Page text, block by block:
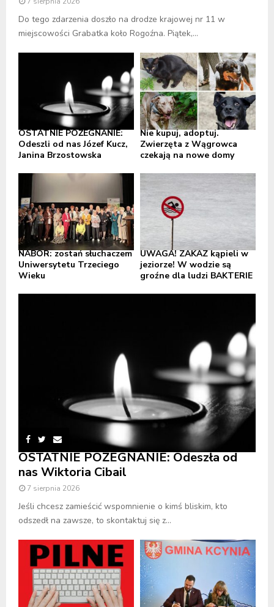
Do tego zdarzenia doszło na drodze krajowej nr 11 w
miejscowości Grabatka koło Rogoźna. Piątek,...
OSTATNIE POŻEGNANIE:
Odeszli od nas Józef Kucz,
Janina Brzostowska
Nie kupuj, adoptuj.
Zwierzęta z Wągrowca
czekają na nowe domy
NABÓR: zostań słuchaczem
Uniwersytetu Trzeciego
Wieku
UWAGA! ZAKAZ kąpieli w
jeziorze! W wodzie są
groźne dla ludzi BAKTERIE
OSTATNIE POŻEGNANIE: Odeszła od
nas Wiktoria Cibail
7 sierpnia 2026
Jeśli chcesz zamieścić wspomnienie o kimś bliskim, kto
odszedł na zawsze, to skontaktuj się z...